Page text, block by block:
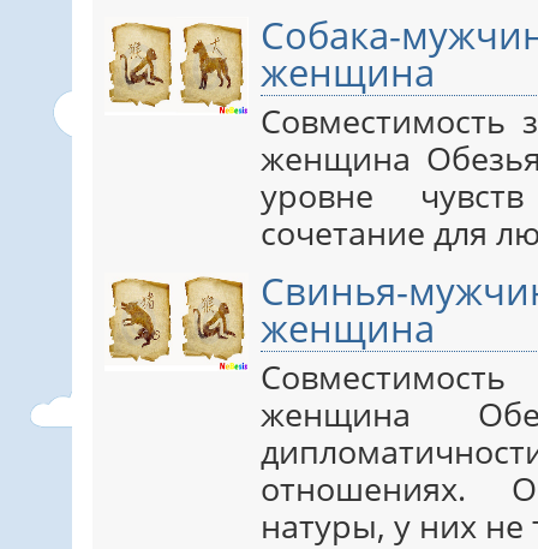
Собака-
женщина
Совместимость
женщина
уровне
сочетание для
Свинья-
женщина
женщина
отношениях.
натуры, у них не